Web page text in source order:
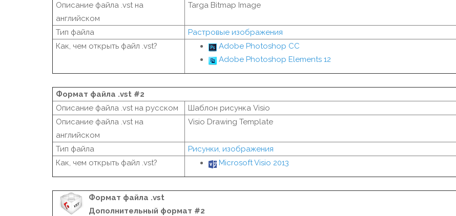
Описание файла .vst на
английском
Targa Bitmap Image
Тип файла
Растровые изображения
Как, чем открыть файл .vst?
Adobe Photoshop CC
Adobe Photoshop Elements 12
Формат файла .vst #2
Описание файла .vst на русском
Шаблон рисунка Visio
Описание файла .vst на
английском
Visio Drawing Template
Тип файла
Рисунки, изображения
Как, чем открыть файл .vst?
Microsoft Visio 2013
Формат файла .vst
Дополнительный формат #2